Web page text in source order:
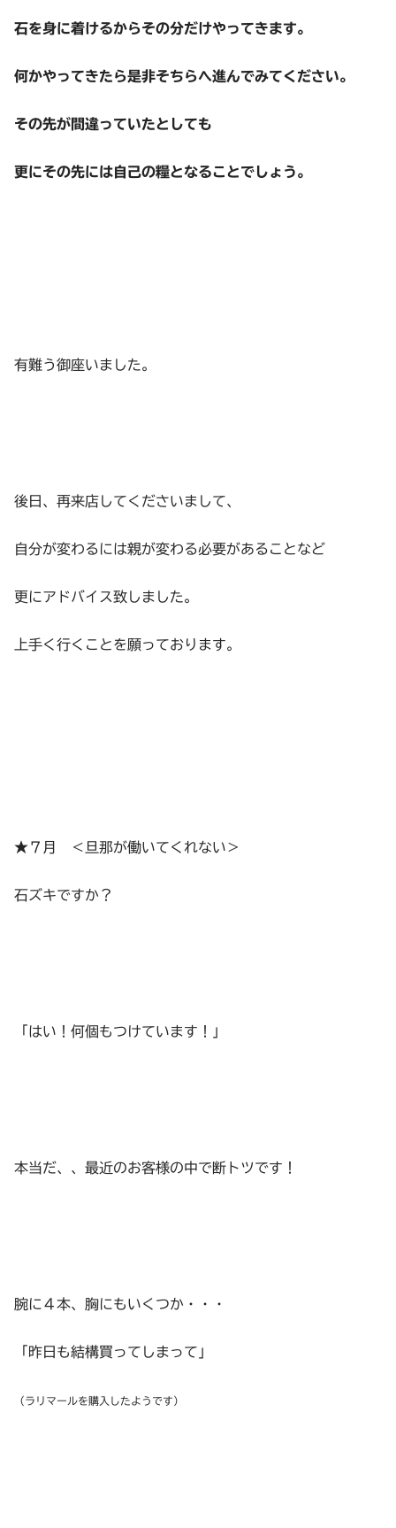
石を身に着けるからその分だけやってきます。
何かやってきたら是非そちらへ進んでみてください。
その先が間違っていたとしても
更にその先には自己の糧となることでしょう。
有難う御座いました。
後日、再来店してくださいまして、
自分が変わるには親が変わる必要があることなど
更にアドバイス致しました。
上手く行くことを願っております。
★７月 ＜旦那が働いてくれない＞
石ズキですか？
「はい！何個もつけています！」
本当だ、、最近のお客様の中で断トツです！
腕に４本、胸にもいくつか・・・
「昨日も結構買ってしまって」
（ラリマールを購入したようです）